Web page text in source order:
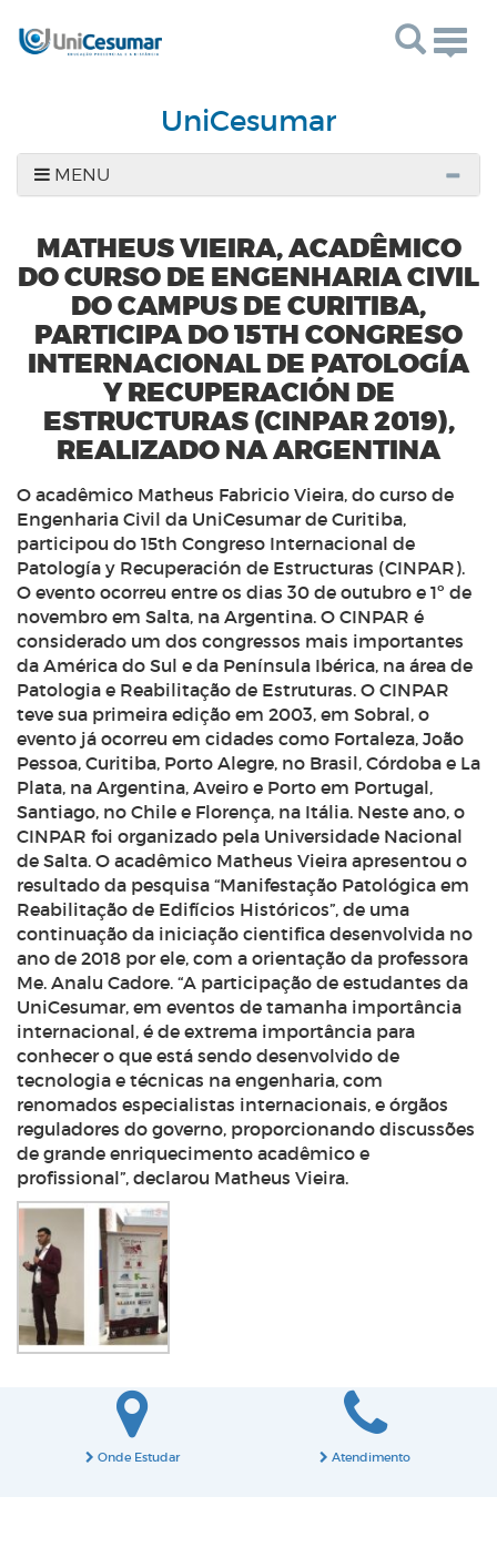
UniCesumar
MENU
MATHEUS VIEIRA, ACADÊMICO
DO CURSO DE ENGENHARIA CIVIL
DO CAMPUS DE CURITIBA,
PARTICIPA DO 15TH CONGRESO
INTERNACIONAL DE PATOLOGÍA
Y RECUPERACIÓN DE
ESTRUCTURAS (CINPAR 2019),
REALIZADO NA ARGENTINA
O acadêmico Matheus Fabricio Vieira, do curso de
Engenharia Civil da UniCesumar de Curitiba,
participou do 15th Congreso Internacional de
Patología y Recuperación de Estructuras (CINPAR).
O evento ocorreu entre os dias 30 de outubro e 1º de
novembro em Salta, na Argentina. O CINPAR é
considerado um dos congressos mais importantes
da América do Sul e da Península Ibérica, na área de
Patologia e Reabilitação de Estruturas. O CINPAR
teve sua primeira edição em 2003, em Sobral, o
evento já ocorreu em cidades como Fortaleza, João
Pessoa, Curitiba, Porto Alegre, no Brasil, Córdoba e La
Plata, na Argentina, Aveiro e Porto em Portugal,
Santiago, no Chile e Florença, na Itália. Neste ano, o
CINPAR foi organizado pela Universidade Nacional
de Salta. O acadêmico Matheus Vieira apresentou o
resultado da pesquisa “Manifestação Patológica em
Reabilitação de Edifícios Históricos”, de uma
continuação da iniciação cientifica desenvolvida no
ano de 2018 por ele, com a orientação da professora
Me. Analu Cadore. “A participação de estudantes da
UniCesumar, em eventos de tamanha importância
internacional, é de extrema importância para
conhecer o que está sendo desenvolvido de
tecnologia e técnicas na engenharia, com
renomados especialistas internacionais, e órgãos
reguladores do governo, proporcionando discussões
de grande enriquecimento acadêmico e
profissional”, declarou Matheus Vieira.
Onde Estudar Atendimento